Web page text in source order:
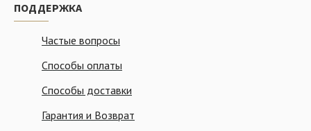
ПОДДЕРЖКА
Частые вопросы
Способы оплаты
Способы доставки
Гарантия и Возврат